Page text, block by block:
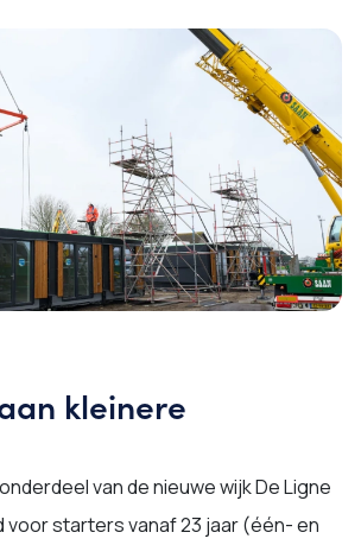
kleinere
van de nieuwe wijk De Ligne
voor starters vanaf 23 jaar (één- en